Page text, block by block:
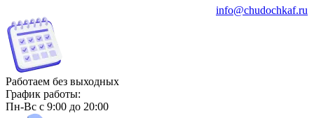
info@chudochkaf.ru
Работаем без выходных
График работы:
Пн-Вс с 9:00 до 20:00